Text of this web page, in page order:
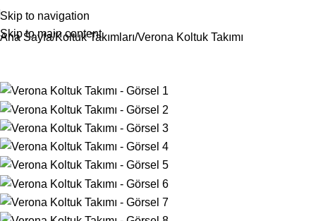
Skip to navigation
Skip to main content
Ana Sayfa Koltuk Takımları Verona Koltuk Takımı